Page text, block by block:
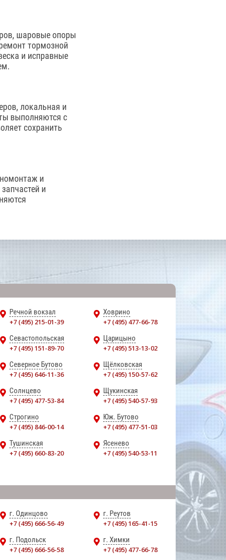
шаровые опоры
тормозной
и исправные
локальная и
выполняются с
сохранить
и
и
Речной вокзал
+7 (495) 215-01-39
Ховрино
+7 (495) 477-66-78
Севастопольская
+7 (495) 151-89-70
Царицыно
+7 (495) 513-13-02
Северное Бутово
+7 (495) 646-11-36
Щёлковская
+7 (495) 150-57-62
Солнцево
+7 (495) 477-53-84
Щукинская
+7 (495) 540-57-93
Строгино
+7 (495) 846-00-14
Юж. Бутово
+7 (495) 477-51-03
Тушинская
+7 (495) 660-83-20
Ясенево
+7 (495) 540-53-11
г. Одинцово
+7 (495) 666-56-49
г. Реутов
+7 (495) 165-41-15
г. Подольск
+7 (495) 666-56-58
г. Химки
+7 (495) 477-66-78